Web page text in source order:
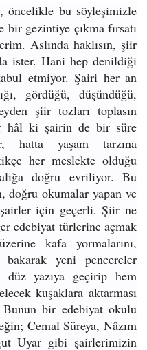
öncelikle bu söyleşimizle
gezintiye çıkma fırsatı
Aslında haklısın, şiir
ister. Hani hep denildiği
etmiyor. Şairi her an
gördüğü, düşündüğü,
şiir tozları toplasın
hâl ki şairin de bir süre
hatta yaşam tarzına
her meslekte olduğu
doğru evriliyor. Bu
doğru okumalar yapan ve
için geçerli. Şiir ne
edebiyat türlerine açmak
kafa yormalarını,
yeni pencereler
düz yazıya geçirip hem
kuşaklara aktarması
bir edebiyat okulu
Cemal Süreya, Nâzım
Uyar gibi şairlerimizin